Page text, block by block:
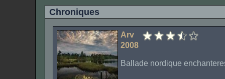
Chroniques
Arv
2008
Ballade nordique